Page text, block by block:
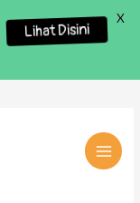
Lihat Disini
X